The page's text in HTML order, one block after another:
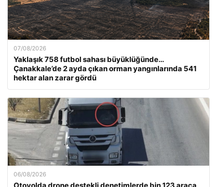
07/08/2026
Yaklaşık 758 futbol sahası büyüklüğünde…
Çanakkale’de 2 ayda çıkan orman yangınlarında 541
hektar alan zarar gördü
06/08/2026